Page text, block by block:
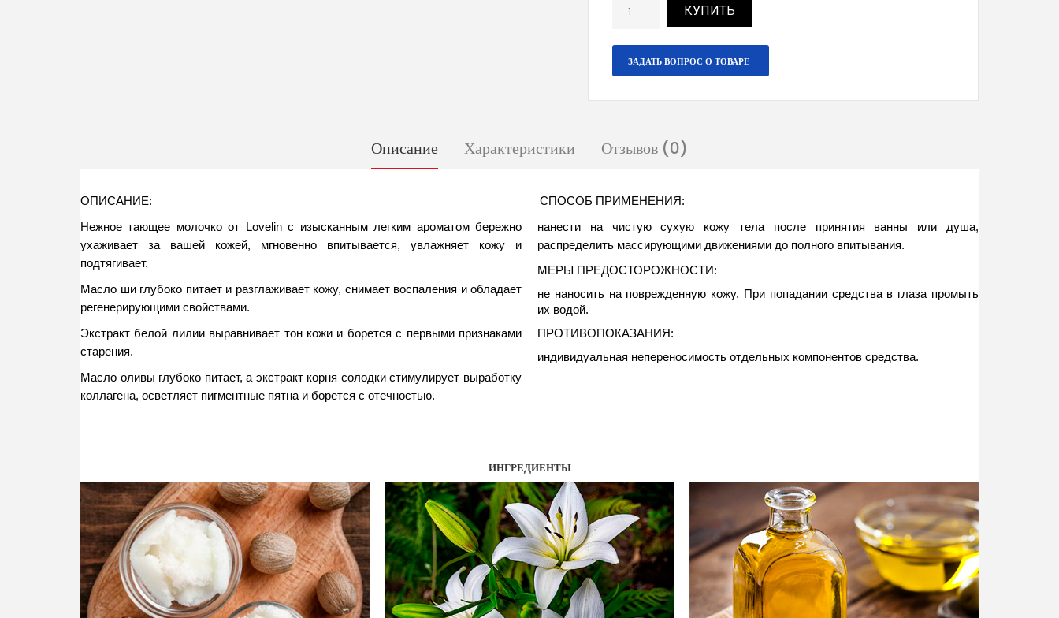
КУПИТЬ
ЗАДАТЬ ВОПРОС О ТОВАРЕ
Описание Характеристики Отзывов (0)
ОПИСАНИЕ:
Нежное тающее молочко от Lovelin с изысканным легким ароматом бережно
ухаживает за вашей кожей, мгновенно впитывается, увлажняет кожу и
подтягивает.
Масло ши глубоко питает и разглаживает кожу, снимает воспаления и обладает
регенерирующими свойствами.
Экстракт белой лилии выравнивает тон кожи и борется с первыми признаками
старения.
Масло оливы глубоко питает, а экстракт корня солодки стимулирует выработку
коллагена, осветляет пигментные пятна и борется с отечностью.
СПОСОБ ПРИМЕНЕНИЯ:
нанести на чистую сухую кожу тела после принятия ванны или душа,
распределить массирующими движениями до полного впитывания.
МЕРЫ ПРЕДОСТОРОЖНОСТИ:
не наносить на поврежденную кожу. При попадании средства в глаза промыть
их водой.
ПРОТИВОПОКАЗАНИЯ:
индивидуальная непереносимость отдельных компонентов средства.
ИНГРЕДИЕНТЫ